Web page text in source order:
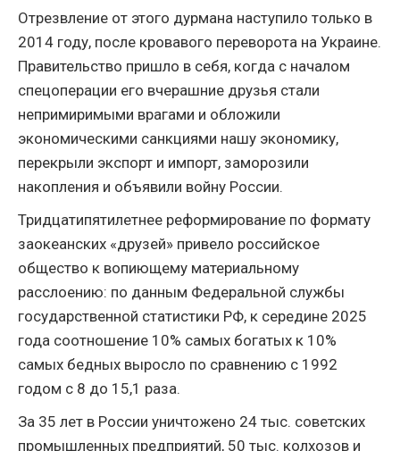
Отрезвление от этого дурмана наступило только в
2014 году, после кровавого переворота на Украине.
Правительство пришло в себя, когда с началом
спецоперации его вчерашние друзья стали
непримиримыми врагами и обложили
экономическими санкциями нашу экономику,
перекрыли экспорт и импорт, заморозили
накопления и объявили войну России.
Тридцатипятилетнее реформирование по формату
заокеанских «друзей» привело российское
общество к вопиющему материальному
расслоению: по данным Федеральной службы
государственной статистики РФ, к середине 2025
года соотношение 10% самых богатых к 10%
самых бедных выросло по сравнению с 1992
годом с 8 до 15,1 раза.
За 35 лет в России уничтожено 24 тыс. советских
промышленных предприятий, 50 тыс. колхозов и